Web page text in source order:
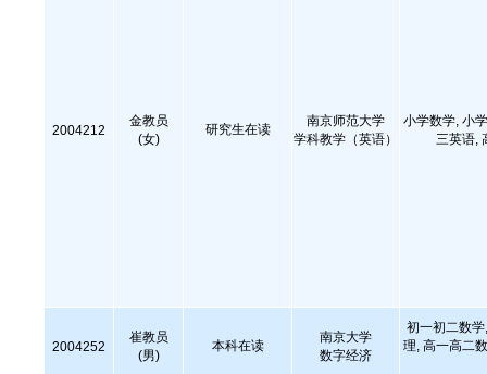
2004212
金教员
(女)
研究生在读
南京师范大学
学科教学（英语）
小学数学, 小
三英语,
2004252
崔教员
(男)
本科在读
南京大学
数字经济
初一初二数
理, 高一高二